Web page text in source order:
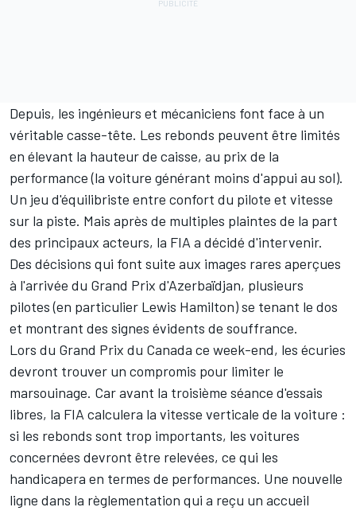
Depuis, les ingénieurs et mécaniciens font face à un
véritable casse-tête. Les rebonds peuvent être limités
en élevant la hauteur de caisse, au prix de la
performance (la voiture générant moins d'appui au sol).
Un jeu d'équilibriste entre confort du pilote et vitesse
sur la piste. Mais après de multiples plaintes de la part
des principaux acteurs, la FIA a décidé d'intervenir.
Des décisions qui font suite aux images rares aperçues
à l'arrivée du Grand Prix d'Azerbaïdjan, plusieurs
pilotes (en particulier Lewis Hamilton) se tenant le dos
et montrant des signes évidents de souffrance.
Lors du Grand Prix du Canada ce week-end, les écuries
devront trouver un compromis pour limiter le
marsouinage. Car avant la troisième séance d'essais
libres, la FIA calculera la vitesse verticale de la voiture :
si les rebonds sont trop importants, les voitures
concernées devront être relevées, ce qui les
handicapera en termes de performances. Une nouvelle
ligne dans la règlementation qui a reçu un accueil